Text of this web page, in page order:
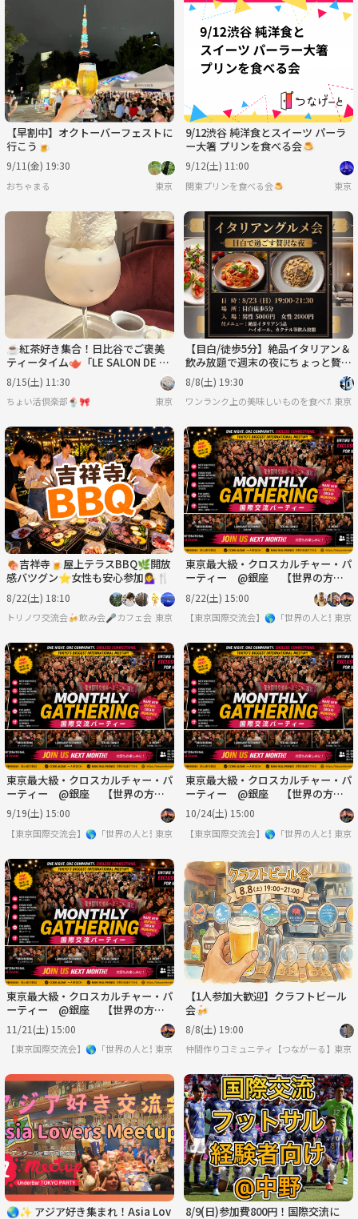
【早割中】オクトーバーフェストに
行こう🍺
9/11(金) 19:30
おちゃまる 東京
9/12渋谷 純洋食とスイーツ パーラ
ー大箸 プリンを食べる会🍮
9/12(土) 11:00
関東プリンを食べる会🍮 東京
☕紅茶好き集合！日比谷でご褒美
ティータイム🫖「LE SALON DE NI
NA’S 日比谷店」で優雅なカフェ交
流会♪
8/15(土) 11:30
ちょい活倶楽部🍨🎀 東京
【目白/徒歩5分】絶品イタリアン＆
飲み放題で週末の夜にちょっと贅沢
を✨（お一人様・初参加大歓
迎！）
8/8(土) 19:30
ワンランク上の美味しいものを食べたい人
東京
🍖吉祥寺🍺屋上テラスBBQ🌿開放
感バツグン⭐女性も安心参加💁‍♀️🍴
8/22(土) 18:10
トリノワ交流会🍻飲み会🎤カフェ会☕️カラオケ会☕️など👨‍👩‍👧🐦
東京
東京最大級・クロスカルチャー・パ
ーティー @銀座 【世界の方と
出会える場】※英語喋れなくてもO
K
8/22(土) 15:00
【東京国際交流会】🌎「世界の人と繋り
東京
東京最大級・クロスカルチャー・パ
ーティー @銀座 【世界の方と
出会える場】※英語喋れなくてもO
K
9/19(土) 15:00
【東京国際交流会】🌎「世界の人と繋りたい」違う世界見てみたい方は必見 ※英語喋
東京
東京最大級・クロスカルチャー・パ
ーティー @銀座 【世界の方と
出会える場】※英語喋れなくてもO
K
10/24(土) 15:00
【東京国際交流会】🌎「世界の人と繋り
東京
東京最大級・クロスカルチャー・パ
ーティー @銀座 【世界の方と
出会える場】※英語喋れなくてもO
K
11/21(土) 15:00
【東京国際交流会】🌎「世界の人と繋りたい」違う世界見てみたい方は必見 ※英語喋
東京
【1人参加大歓迎】クラフトビール
会🍻
8/8(土) 19:00
仲間作りコミュニティ【つながーる】だ
東京
🌏✨ アジア好き集まれ！Asia Lov
8/9(日)参加費800円！国際交流に